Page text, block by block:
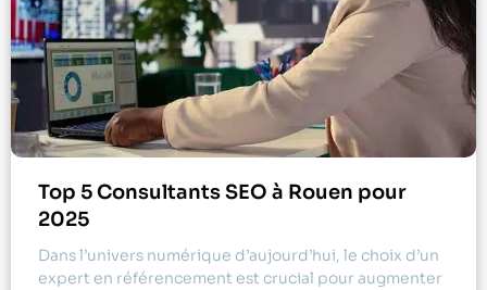
Top 5 Consultants SEO à Rouen pour
2025
Dans l’univers numérique d’aujourd’hui, le choix d’un
expert en référencement est crucial pour augmenter